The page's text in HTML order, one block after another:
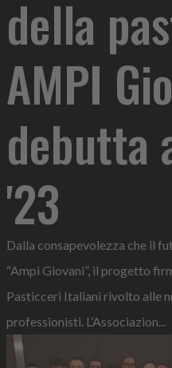
della
AMPI
debutta
'23
Dalla consapevolezza che il
“Ampi Giovani”, il progetto
Pasticceri Italiani rivolto alle
professionisti. L’Associazion...